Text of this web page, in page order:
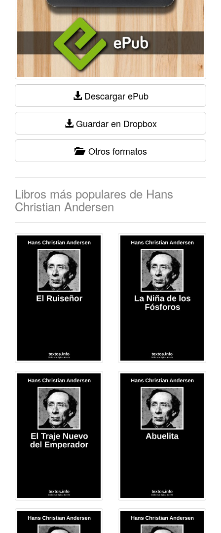
Descargar ePub
Guardar en Dropbox
Otros formatos
Libros más populares de Hans
Christian Andersen